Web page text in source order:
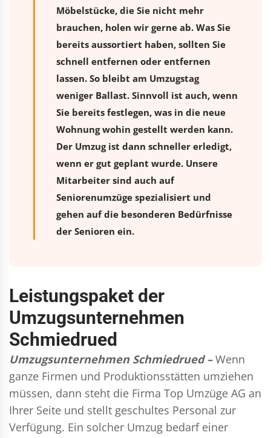
Möbelstücke, die Sie nicht mehr
brauchen, holen wir gerne ab. Was Sie
bereits aussortiert haben, sollten Sie
schnell entfernen oder entfernen
lassen. So bleibt am Umzugstag
weniger Ballast. Sinnvoll ist auch, wenn
Sie bereits festlegen, was in die neue
Wohnung wohin gestellt werden kann.
Der Umzug ist dann schneller erledigt,
wenn er gut geplant wurde. Unsere
Mitarbeiter sind auch auf
Seniorenumzüge spezialisiert und
gehen auf die besonderen Bedürfnisse
der Senioren ein.
Leistungspaket der
Umzugsunternehmen
Schmiedrued
Umzugsunternehmen Schmiedrued – Wenn
ganze Firmen und Produktionsstätten umziehen
müssen, dann steht die Firma Top Umzüge AG an
Ihrer Seite und stellt geschultes Personal zur
Verfügung. Ein solcher Umzug bedarf einer